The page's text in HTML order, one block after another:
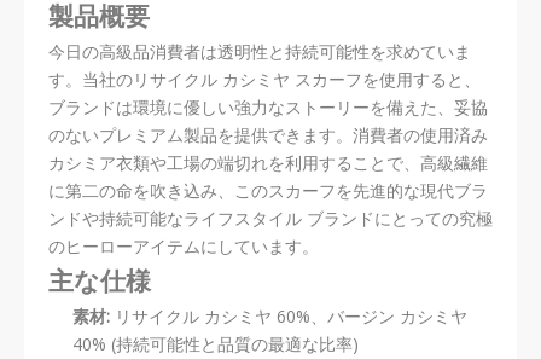
製品概要
今日の高級品消費者は透明性と持続可能性を求めていま
す。当社のリサイクル カシミヤ スカーフを使用すると、
ブランドは環境に優しい強力なストーリーを備えた、妥協
のないプレミアム製品を提供できます。消費者の使用済み
カシミア衣類や工場の端切れを利用することで、高級繊維
に第二の命を吹き込み、このスカーフを先進的な現代ブラ
ンドや持続可能なライフスタイル ブランドにとっての究極
のヒーローアイテムにしています。
主な仕様
素材: リサイクル カシミヤ 60%、バージン カシミヤ
40% (持続可能性と品質の最適な比率)